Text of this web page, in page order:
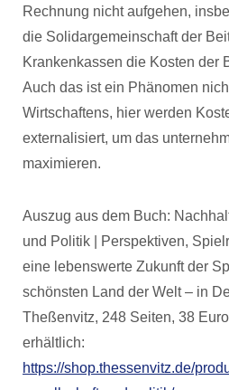
Rechnung nicht aufgehen,
die Solidargemeinschaft der
Krankenkassen die Kosten der
Auch das ist ein Phänomen
Wirtschaftens, hier werden
externalisiert, um das
maximieren.
Auszug aus dem Buch:
und Politik | Perspektiven,
eine lebenswerte Zukunft der
schönsten Land der Welt – in
Theßenvitz, 248 Seiten, 38
erhältlich:
https://shop.thessenvitz.de/